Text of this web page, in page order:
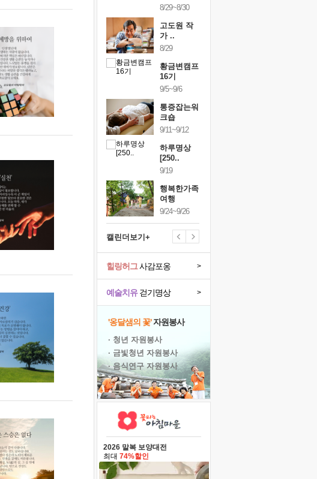
10/17~10/18
황금변캠프
내면혁명워
크..
8/29~8/30
고도원 작
가 ..
8/29
황금변캠프
16기
9/5~9/6
통증잡는워
크숍
9/11~9/12
하루명상
[250..
9/19
행복한가족
여행
9/24~9/26
캘린더보기+
예술치유걷기명상 >
힐링허그사감포옹 >
'옹달샘의 꽃'자원봉사
· 청년 자원봉사
· 금빛청년 자원봉사
· 음식연구 자원봉사
2026 말복 보양대전
최대 74%할인